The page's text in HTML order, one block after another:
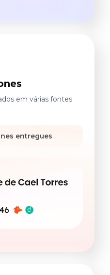
em várias fontes
entregues